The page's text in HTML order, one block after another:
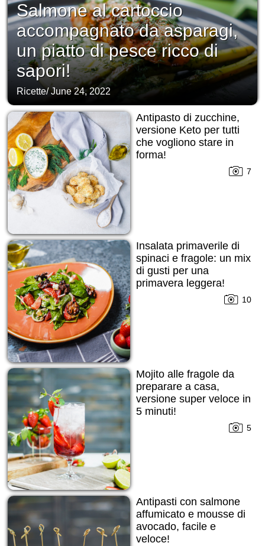
Salmone al cartoccio
accompagnato da asparagi,
un piatto di pesce ricco di
sapori!
Ricette/June 24, 2022
Antipasto di zucchine,
versione Keto per tutti
che vogliono stare in
forma!
7
Insalata primaverile di
spinaci e fragole: un mix
di gusti per una
primavera leggera!
10
Mojito alle fragole da
preparare a casa,
versione super veloce in
5 minuti!
5
Antipasti con salmone
affumicato e mousse di
avocado, facile e
veloce!